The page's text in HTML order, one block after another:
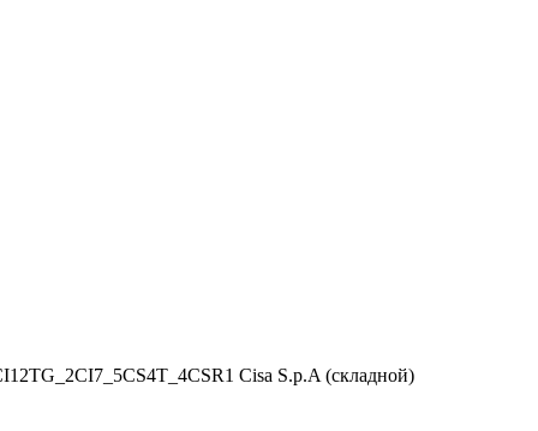
Cisa S.p.A (складной)